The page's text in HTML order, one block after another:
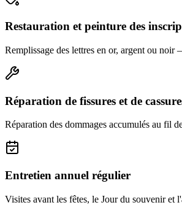
Restauration et peinture des
Remplissage des lettres en or, argent ou
Réparation de fissures et de
Réparation des dommages accumulés au fil
Entretien annuel régulier
Visites avant les fêtes, le Jour du souvenir